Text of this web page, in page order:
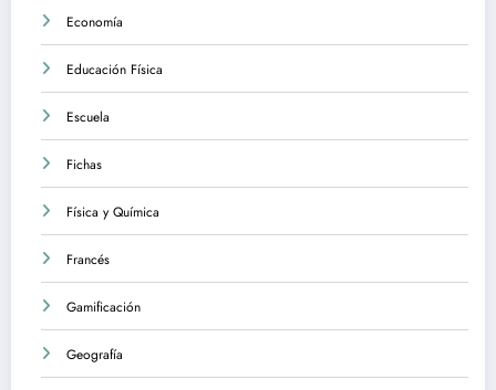
Economía
Educación Física
Escuela
Fichas
Física y Química
Francés
Gamificación
Geografía